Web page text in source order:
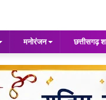
मनोरंजन छत्तीसगढ़